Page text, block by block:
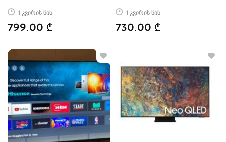
1 კვირის წინ
799.00 ₾
1 კვირის წინ
730.00 ₾